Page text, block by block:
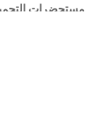
مستحضرات